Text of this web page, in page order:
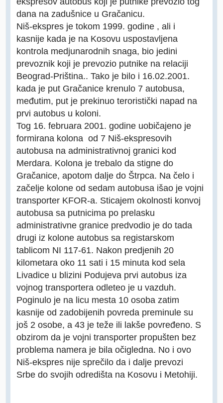
dana na zadušnice u Gračanicu.
Niš-ekspres je tokom 1999. godine , ali i
kasnije kada je na Kosovu uspostavljena
kontrola medjunarodnih snaga, bio jedini
prevoznik koji je prevozio putnike na relaciji
Beograd-Priština.. Tako je bilo i 16.02.2001.
kada je put Gračanice krenulo 7 autobusa,
međutim, put je prekinuo teroristički napad na
prvi autobus u koloni.
Tog 16. februara 2001. godine uobičajeno je
formirana kolona od 7 Niš-ekspresovih
autobusa na administrativnoj granici kod
Merdara. Kolona je trebalo da stigne do
Gračanice, apotom dalje do Štrpca. Na čelo i
začelje kolone od sedam autobusa išao je vojni
transporter KFOR-a. Sticajem okolnosti konvoj
autobusa sa putnicima po prelasku
administrativne granice predvodio je do tada
drugi iz kolone autobus sa registarskom
tablicom NI 117-61. Nakon predjenih 20
kilometara oko 11 sati i 15 minuta kod sela
Livadice u blizini Podujeva prvi autobus iza
vojnog transportera odleteo je u vazduh.
Poginulo je na licu mesta 10 osoba zatim
kasnije od zadobijenih povreda preminule su
još 2 osobe, a 43 je teže ili lakše povređeno. S
obzirom da je vojni transporter propušten bez
problema namera je bila očigledna. No i ovo
Niš-ekspres nije sprečilo da i dalje prevozi
Srbe do svojih odredišta na Kosovu i Metohiji.